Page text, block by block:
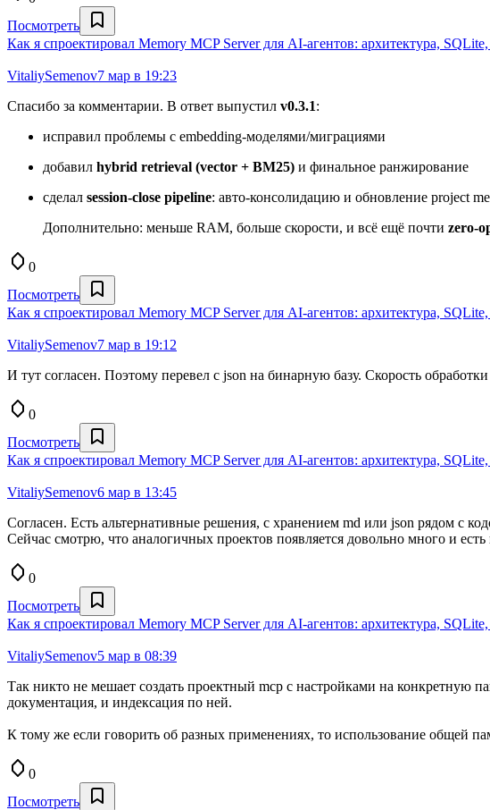
Посмотреть
Как я спроектировал Memory MCP Server для AI-агентов: архитектура, SQLite,
VitaliySemenov7 мар в 19:23
Спасибо за комментарии. В ответ выпустил v0.3.1:
исправил проблемы с embedding-моделями/миграциями
добавил hybrid retrieval (vector + BM25) и финальное ранжирование
сделал session-close pipeline: авто-консолидацию и обновление project
Дополнительно: меньше RAM, больше скорости, и всё ещё почти zero-
0
Посмотреть
Как я спроектировал Memory MCP Server для AI-агентов: архитектура, SQLite,
VitaliySemenov7 мар в 19:12
И тут согласен. Поэтому перевел с json на бинарную базу. Скорость
0
Посмотреть
Как я спроектировал Memory MCP Server для AI-агентов: архитектура, SQLite,
VitaliySemenov6 мар в 13:45
Согласен. Есть альтернативные решения, с хранением md или json рядом с
Сейчас смотрю, что аналогичных проектов появляется довольно много и есть
0
Посмотреть
Как я спроектировал Memory MCP Server для AI-агентов: архитектура, SQLite,
VitaliySemenov5 мар в 08:39
Так никто не мешает создать проектный mcp с настройками на конкретную
документация, и индексация по ней.
К тому же если говорить об разных применениях, то использование общей
0
Посмотреть